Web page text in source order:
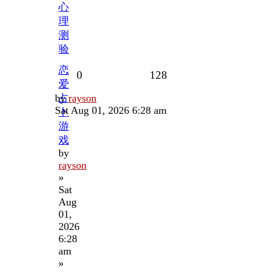
心
理
测
验
恋
爱
占
卜
游
戏
by
rayson
»
Sat
Aug
01,
2026
6:28
am
»
0 128
Last
post
byrayson
Sat Aug 01, 2026 6:28 am